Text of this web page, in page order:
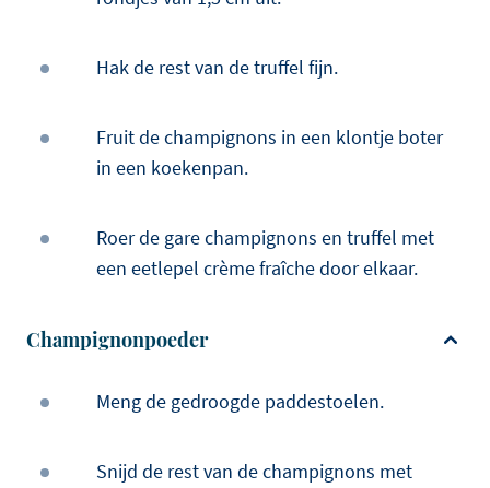
Hak de rest van de truffel fijn.
Fruit de champignons in een klontje boter
in een koekenpan.
Roer de gare champignons en truffel met
een eetlepel crème fraîche door elkaar.
Champignonpoeder
Meng de gedroogde paddestoelen.
Snijd de rest van de champignons met